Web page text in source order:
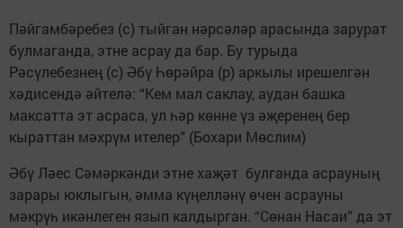
Пәйгамбәребез (с) тыйган нәрсәләр арасында зарурат
булмаганда, этне асрау да бар. Бу турыда
Рәсүлебезнең (с) Әбү Һөрәйра (р) аркылы ирешелгән
хәдисендә әйтелә: “Кем мал саклау, аудан башка
максатта эт асраса, ул һәр көнне үз әҗеренең бер
кыраттан мәхрүм ителер” (Бохари Мөслим)
Әбү Ләес Сәмәркәнди этне хаҗәт булганда асрауның
зарары юклыгын, әмма күңелләнү өчен асрауны
мәкрүһ икәнлеген язып калдырган. “Сөнан Насаи” да эт